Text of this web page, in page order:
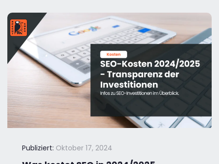
Publiziert: Oktober 17, 2024